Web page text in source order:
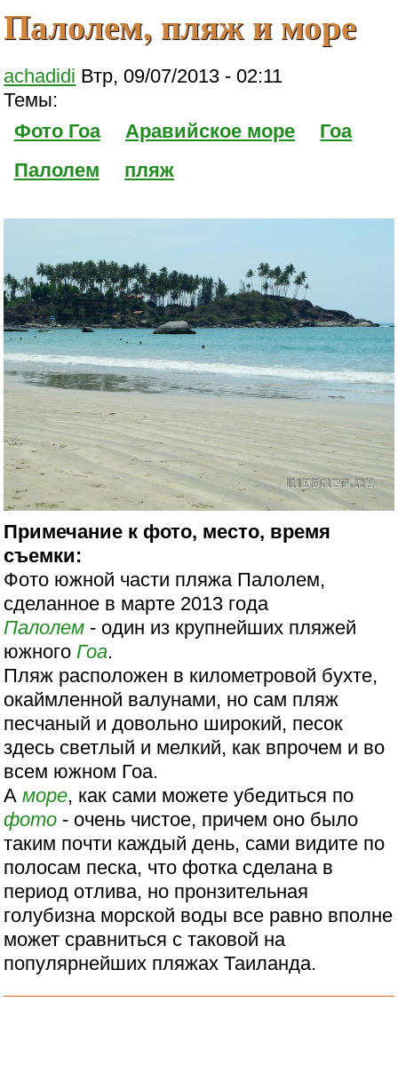
Палолем, пляж и море
achadidi Втр, 09/07/2013 - 02:11
Темы:
Фото Гоа
Аравийское море
Гоа
Палолем
пляж
Примечание к фото, место, время
съемки:
Фото южной части пляжа Палолем,
сделанное в марте 2013 года
Палолем - один из крупнейших пляжей
южногоГоа.
Пляж расположен в километровой бухте,
окаймленной валунами, но сам пляж
песчаный и довольно широкий, песок
здесь светлый и мелкий, как впрочем и во
всем южном Гоа.
Аморе, как сами можете убедиться по
фото - очень чистое, причем оно было
таким почти каждый день, сами видите по
полосам песка, что фотка сделана в
период отлива, но пронзительная
голубизна морской воды все равно вполне
может сравниться с таковой на
популярнейших пляжах Таиланда.